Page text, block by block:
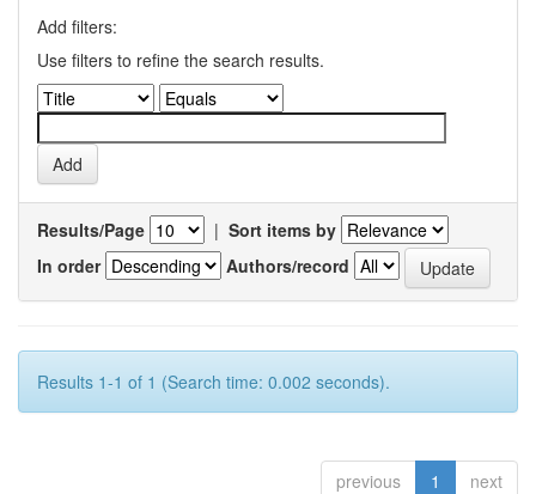
Add filters:
Use filters to refine the search results.
Results/Page | Sort items by
In order
Authors/record
Results 1-1 of 1 (Search time: 0.002 seconds).
previous 1 next